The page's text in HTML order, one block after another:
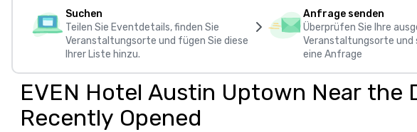
Suchen
Teilen Sie Eventdetails, finden Sie
Veranstaltungsorte und fügen Sie diese
Ihrer Liste hinzu.
Anfrage senden
Überprüfen Sie Ihre
Veranstaltungsorte und
eine Anfrage
EVEN Hotel Austin Uptown Near the
Recently Opened